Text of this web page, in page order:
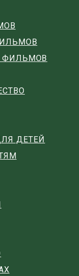
ФИЛЬМОВ
ДЕТЕЙ